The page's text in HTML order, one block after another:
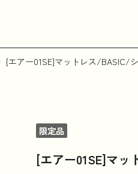
[エアー01SE]マットレス/BASIC/
限定品
[エアー01SE]マ